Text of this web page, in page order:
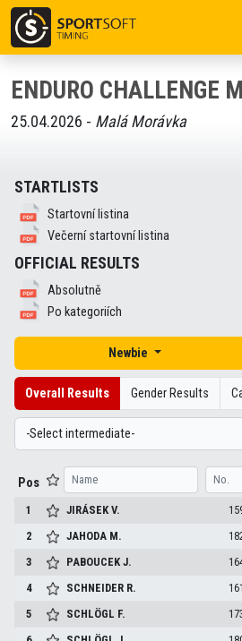
ENDURO CHALLENGE
25.04.2026 - Malá Morávka
STARTLISTS
Startovní listina
Večerní startovní listina
OFFICIAL RESULTS
Absolutně
Po kategoriích
Newbie
Overall Results Gender Results
Pos
1 JIRÁSEKV.
2
JAHODA M.
3
PABOUCEKJ.
4
SCHNEIDER R. 161
5
SCHLÖGL F.